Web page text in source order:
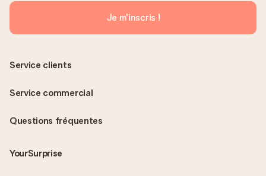
Je m'inscris !
Questions fréquentes
YourSurprise
Service clients
Service commercial